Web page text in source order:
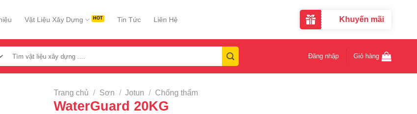
Vật Liệu Xây Dựng Tin Tức Liên Hệ Khuyến mãi
kiếm:
Đăng nhập Giỏ hàng
Trang chủ / Sơn / Jotun / Chống thấm
WaterGuard 20KG